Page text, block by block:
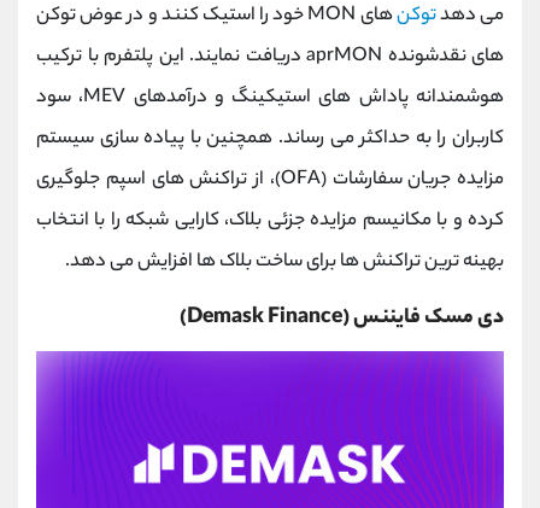
می‌ دهدتوکن‌
های MON خود را استیک کنند و در عوض توکن‌
های نقدشونده aprMON دریافت نمایند. این پلتفرم با ترکیب
هوشمندانه پاداش‌ های استیکینگ و درآمدهای MEV، سود
کاربران را به حداکثر می‌ رساند. همچنین با پیاده‌ سازی سیستم
مزایده جریان سفارشات (OFA)، از تراکنش‌ های اسپم جلوگیری
کرده و با مکانیسم مزایده جزئی بلاک، کارایی شبکه را با انتخاب
بهینه‌ ترین تراکنش‌ ها برای ساخت بلاک‌ ها افزایش می‌ دهد.
دی‌ مسک فایننس (Demask Finance)